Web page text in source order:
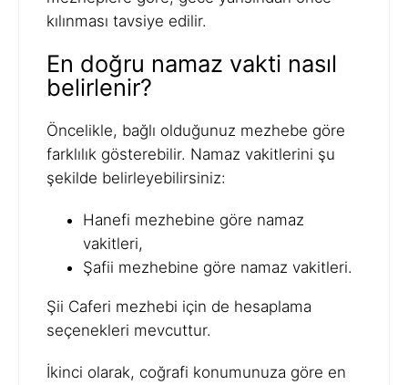
kılınması tavsiye edilir.
En doğru namaz vakti nasıl
belirlenir?
Öncelikle, bağlı olduğunuz mezhebe göre
farklılık gösterebilir. Namaz vakitlerini şu
şekilde belirleyebilirsiniz:
Hanefi mezhebine göre namaz
vakitleri,
Şafii mezhebine göre namaz vakitleri.
Şii Caferi mezhebi için de hesaplama
seçenekleri mevcuttur.
İkinci olarak, coğrafi konumunuza göre en